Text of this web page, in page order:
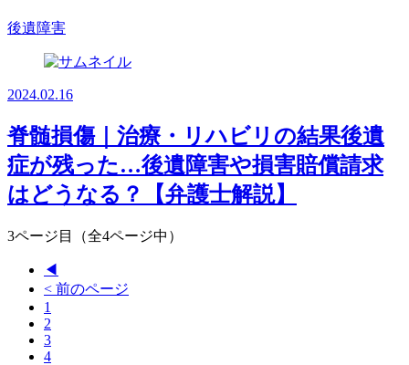
後遺障害
2024.02.16
脊髄損傷｜治療・リハビリの結果後遺
症が残った…後遺障害や損害賠償請求
はどうなる？【弁護士解説】
3ページ目（全4ページ中）
◀
< 前のページ
1
2
3
4